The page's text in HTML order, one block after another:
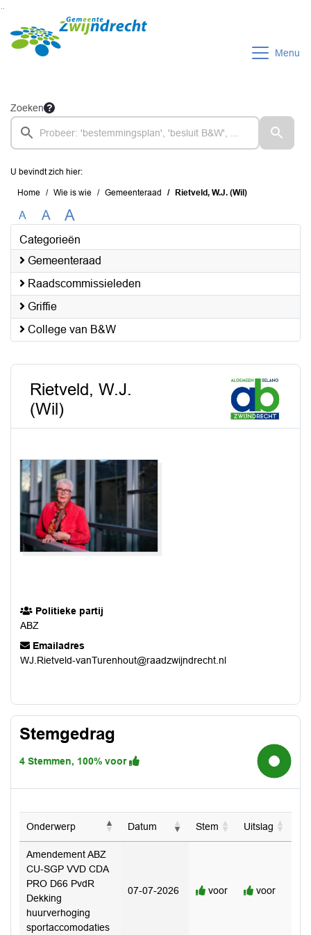
Ga naar de inhoud van deze pagina
Ga naar het zoeken
Ga naar het menu
Menu
Zoeken
U bevindt zich hier:
Home Wie is wie Gemeenteraad Rietveld, W.J. (Wil)
A A A
Categorieën
Gemeenteraad
Raadscommissieleden
Griffie
College van B&W
Rietveld, W.J.
(Wil)
Politieke partij
ABZ
Emailadres
WJ.Rietveld-vanTurenhout@raadzwijndrecht.nl
Stemgedrag
4 Stemmen, 100% voor
Onderwerp Datum Stem Uitslag
Amendement ABZ
CU-SGP VVD CDA
PRO D66 PvdR
Dekking
huurverhoging
sportaccomodaties
07-07-2026 voor voor